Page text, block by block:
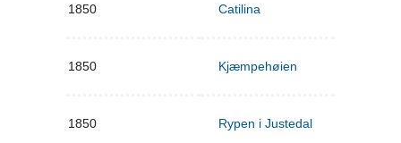
1850 Catilina
1850 Kjæmpehøien
1850 Rypen i Justedal